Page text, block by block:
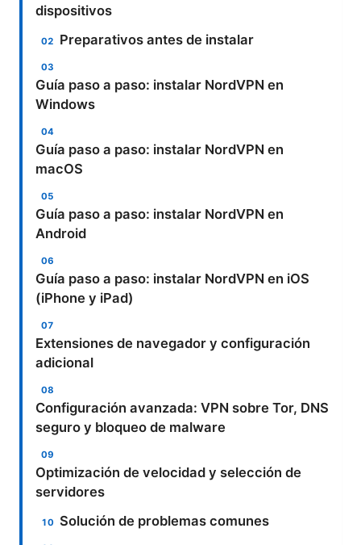
dispositivos
Preparativos antes de instalar
Guía paso a paso: instalar NordVPN en
Windows
Guía paso a paso: instalar NordVPN en
macOS
Guía paso a paso: instalar NordVPN en
Android
Guía paso a paso: instalar NordVPN en iOS
(iPhone y iPad)
Extensiones de navegador y configuración
adicional
Configuración avanzada: VPN sobre Tor, DNS
seguro y bloqueo de malware
Optimización de velocidad y selección de
servidores
Solución de problemas comunes